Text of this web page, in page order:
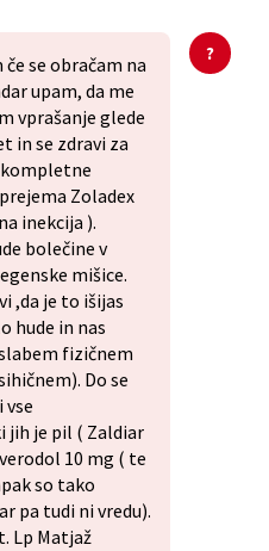
se obračam na
upam, da me
vprašanje glede
in se zdravi za
Zoladex
inekcija ).
bolečine v
mišice.
,da je to išijas
hude in nas
fizičnem
Do se
je pil ( Zaldiar
10 mg ( te
so tako
pa tudi ni vredu).
Lp Matjaž